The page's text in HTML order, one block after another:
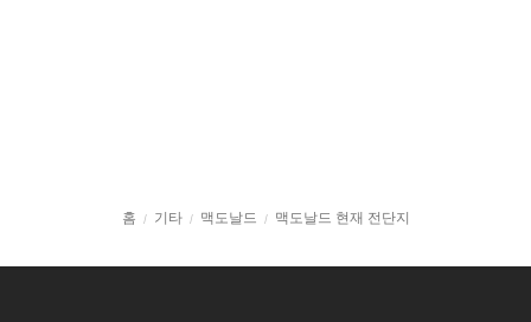
홈 기타 맥도날드 맥도날드 현재 전단지